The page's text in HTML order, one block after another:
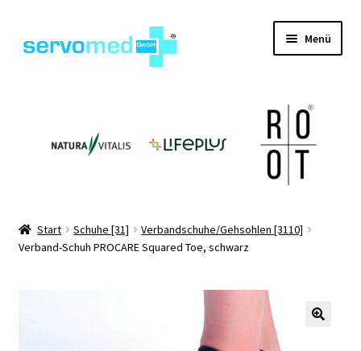
Navigation
Inhalt
Menü
öffnen
Pflegehilfsmittel
Start Schuhe [31]
Verbandschuhe/Gehsohlen [3110]
Verband-Schuh PROCARE Squared Toe, schwarz